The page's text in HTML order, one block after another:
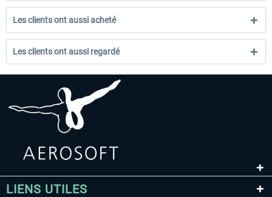
Les clients ont aussi acheté
Les clients ont aussi regardé
LIENS UTILES